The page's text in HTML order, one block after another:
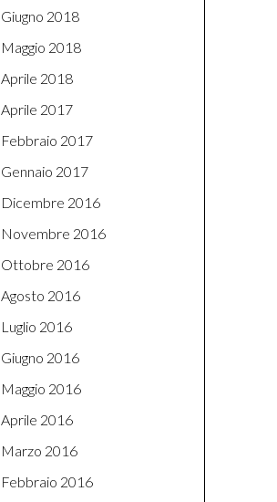
Giugno 2018
Maggio 2018
Aprile 2018
Aprile 2017
Febbraio 2017
Gennaio 2017
Dicembre 2016
Novembre 2016
Ottobre 2016
Agosto 2016
Luglio 2016
Giugno 2016
Maggio 2016
Aprile 2016
Marzo 2016
Febbraio 2016